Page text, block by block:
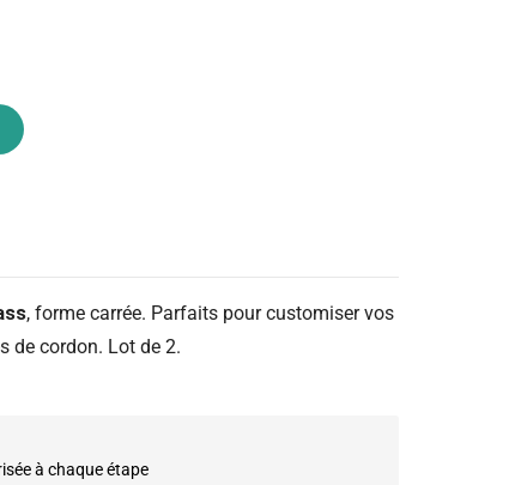
, forme carrée. Parfaits pour customiser vos
de cordon. Lot de 2.
à chaque étape